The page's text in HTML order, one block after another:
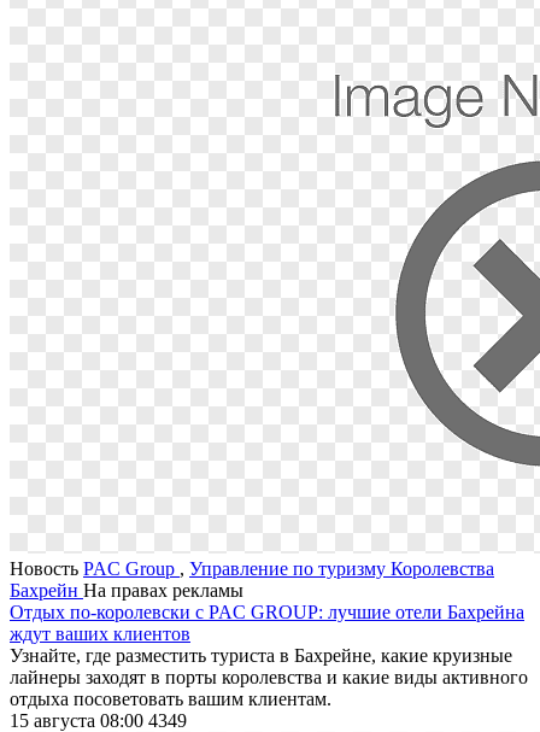
Новость PAC Group , Управление по туризму Королевства
Бахрейн На правах рекламы
Отдых по-королевски с PAC GROUP: лучшие отели Бахрейна
ждут ваших клиентов
Узнайте, где разместить туриста в Бахрейне, какие круизные
лайнеры заходят в порты королевства и какие виды активного
отдыха посоветовать вашим клиентам.
15 августа 08:00 4349